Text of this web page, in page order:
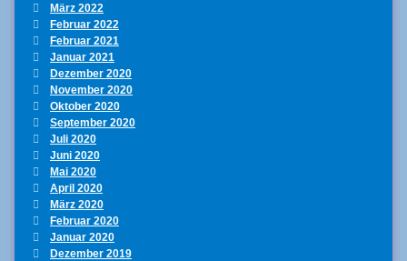
März 2022
Februar 2022
Februar 2021
Januar 2021
Dezember 2020
November 2020
Oktober 2020
September 2020
Juli 2020
Juni 2020
Mai 2020
April 2020
März 2020
Februar 2020
Januar 2020
Dezember 2019